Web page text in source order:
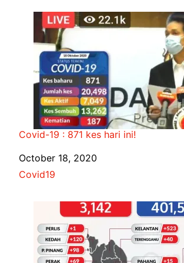
Covid-19 : 871 kes hari ini!
Date
October 18, 2020
In relation to
Covid19